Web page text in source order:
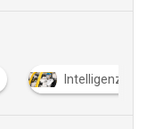
Intelligenza